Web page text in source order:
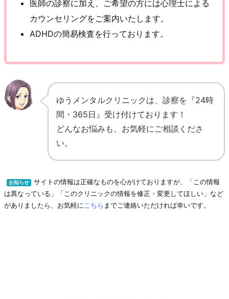
医師の診察に加え、ご希望の方には心理士による
カウンセリングをご案内いたします。
ADHDの簡易検査を行っております。
ゆうメンタルクリニックは、診察を『24時
間・365日』受け付けております！
どんなお悩みも、お気軽にご相談くださ
い。
お知らせ
サイトの情報は正確なものを心がけておりますが、「この情報
は異なっている」「このクリニックの情報を修正・変更してほしい」など
がありましたら、お気軽にこちら までご連絡いただければ幸いです。